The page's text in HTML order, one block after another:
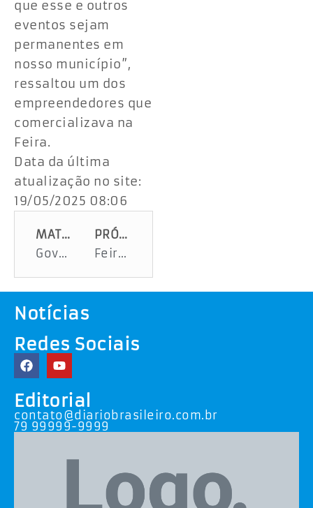
que esse e outros
eventos sejam
permanentes em
nosso município”,
ressaltou um dos
empreendedores que
comercializava na
Feira.
Data da última
atualização no site:
19/05/2025 08:06
MATÉRIA ANTERIOR
Governo de Sergipe assina proposta de regularização da Praia do Saco em Estância
PRÓXIMA MATÉRIA
Feira do Turista com encontro de carros antigos marca o final de semana na Barra dos Coqueiros
Notícias
Redes Sociais
Editorial
contato@diariobrasileiro.com.br
79 99999-9999